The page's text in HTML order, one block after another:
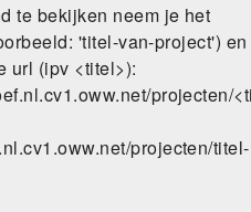
te bekijken neem je het
'titel-van-project') en
url (ipv <titel>):
projecten/
projecten/titel-